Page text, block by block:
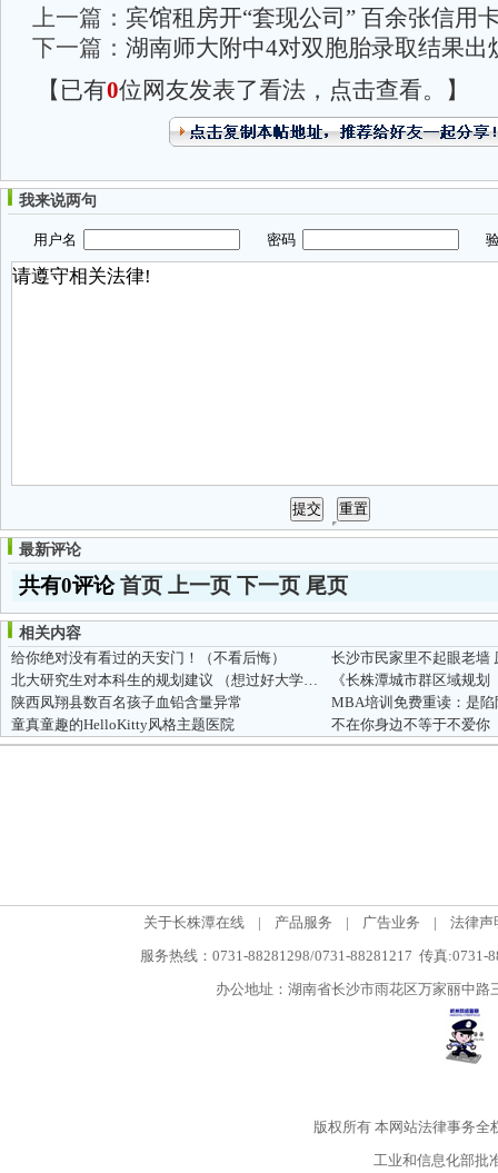
上一篇： 宾馆租房开“套现公司” 百余张信用
下一篇： 湖南师大附中4对双胞胎录取结果出
【已有0位网友发表了看法，点击查看。】
我来说两句
用户名 密码 验
最新评论
共有0评论首页 上一页 下一页 尾页
相关内容
给你绝对没有看过的天安门！（不看后悔）
北大研究生对本科生的规划建议 （想过好大学生活的请进）
陕西凤翔县数百名孩子血铅含量异常
MBA培训免费重读：是
童真童趣的HelloKitty风格主题医院
不在你身边不等于不爱你
关于长株潭在线 | 产品服务 | 广告业务 |
法律声
服务热线：0731-88281298/0731-88281217 传真:0731-
办公地址：湖南省长沙市雨花区万家丽中
版权所有本网站法律事务全
工业和信息化部批